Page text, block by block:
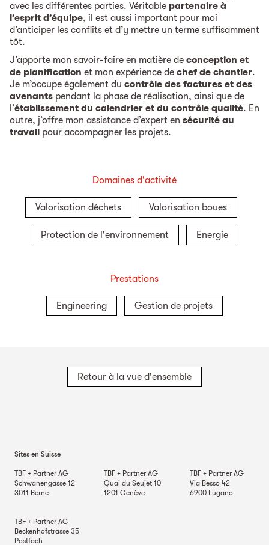
avec les différentes parties. Véritable partenaire à
l’esprit d’équipe, il est aussi important pour moi
d’anticiper les conflits et d’y mettre un terme suffisamment
tôt.
J’apporte mon savoir-faire en matière de conception et
de planification et mon expérience de chef de chantier.
Je m’occupe également du contrôle des factures et des
avenants pendant la phase de réalisation, ainsi que de
l’établissement du calendrier et du contrôle qualité. En
outre, j’offre mon assistance d’expert en sécurité au
travail pour accompagner les projets.
Domaines d'activité
Valorisation déchets Valorisation boues
Protection de l'environnement Energie
Prestations
Engineering Gestion de projets
Retour à la vue d'ensemble
Sites en Suisse
TBF + Partner AG
Schwanengasse 12
3011 Berne
TBF + Partner AG
Quai du Seujet 10
1201 Genève
TBF + Partner AG
Via Besso 42
6900 Lugano
TBF + Partner AG
Beckenhofstrasse 35
Postfach